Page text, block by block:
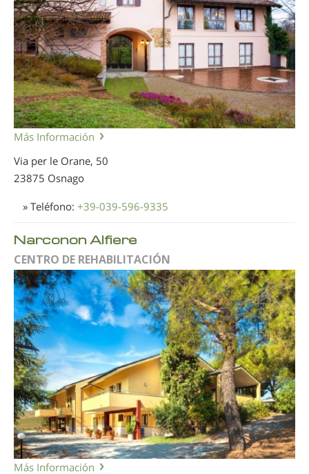
Más Información
Via per le Orane, 50
23875 Osnago
» Teléfono: +39-039-596-9335
Narconon Alfiere
CENTRO DE REHABILITACIÓN
Más Información